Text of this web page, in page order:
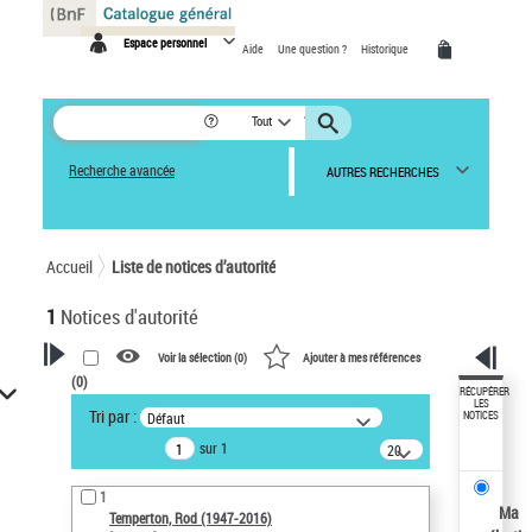
Espace personnel Aide Une question ? Historique
Tout
Recherche avancée AUTRES RECHERCHES
Accueil Liste de notices d’autorité
1 Notices d'autorité
VOTRE RECHERCHE
Recherche avancée dans les
notices d’autorité
Œuvres liées à l'auteur :
Temperton, Rod (1947-2016)
Voir la sélection (0) Ajouter à mes références
(0)
Tri par : Défaut
sur 1
20
résultats/page
1
Temperton, Rod (1947-2016)
RÉCUPÉRER
LES
NOTICES
Ma
Panneau de gestion des cookies